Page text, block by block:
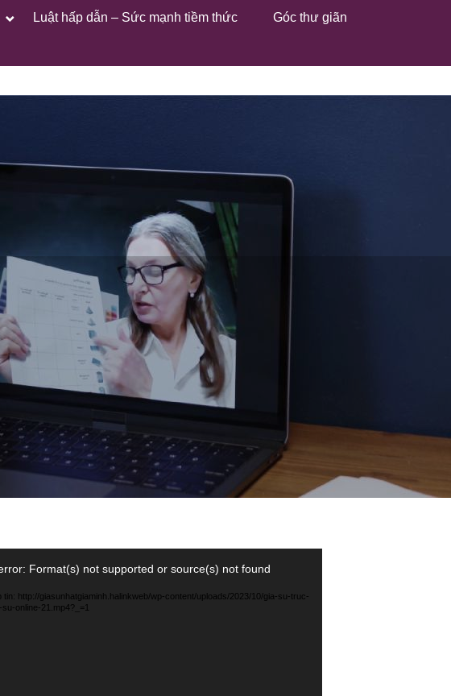
Luật hấp dẫn – Sức mạnh tiềm thức Góc thư giãn
Format(s) not supported or source(s) not found
tin: http://giasunhatgiaminh.halinkweb/wp-content/uploads/2023/10/gia-su-truc-
online-21.mp4?_=1